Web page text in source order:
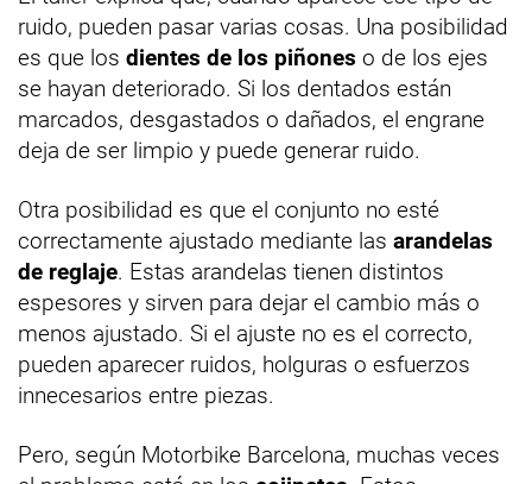
ruido, pueden pasar varias cosas. Una posibilidad
es que los dientes de los piñones o de los ejes
se hayan deteriorado. Si los dentados están
marcados, desgastados o dañados, el engrane
deja de ser limpio y puede generar ruido.
Otra posibilidad es que el conjunto no esté
correctamente ajustado mediante las arandelas
de reglaje. Estas arandelas tienen distintos
espesores y sirven para dejar el cambio más o
menos ajustado. Si el ajuste no es el correcto,
pueden aparecer ruidos, holguras o esfuerzos
innecesarios entre piezas.
Pero, según Motorbike Barcelona, muchas veces